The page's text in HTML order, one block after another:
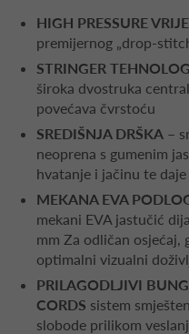
HIGH PRESSURE
premijernog „drop-
STRINGER
široka dvostruka
povećava čvrstoću
SREDIŠNJA DRŠKA –
neoprena s gumenim
hvatanje i jačinu te
MEKANA EVA
mekani EVA jastučić
mm Za odličan osjećaj,
optimalni vizualni
PRILAGODLJIVI
CORDS sistem
slobode prilikom